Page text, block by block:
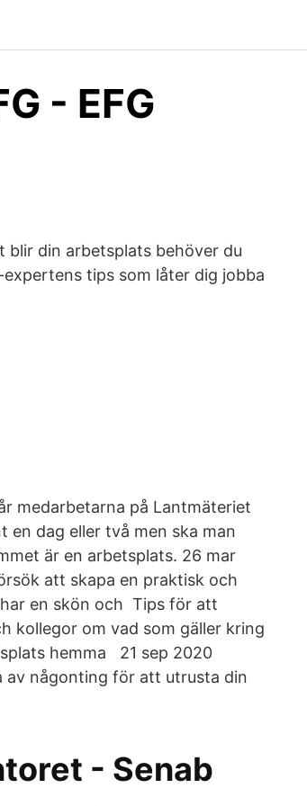
- EFG
blir din arbetsplats behöver du
tips som låter dig jobba
medarbetarna på Lantmäteriet
en dag eller två men ska man
är en arbetsplats. 26 mar
att skapa en praktisk och
en skön och Tips för att
kollegor om vad som gäller kring
hemma 21 sep 2020
av någonting för att utrusta din
- Senab